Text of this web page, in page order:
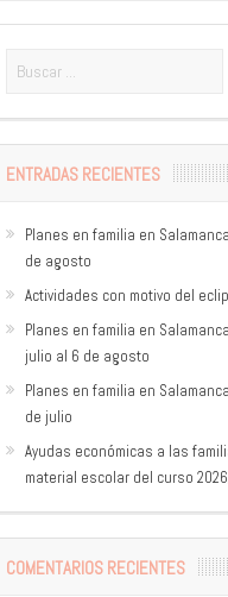
ENTRADAS RECIENTES
Planes en familia en
de agosto
Actividades con motivo del
Planes en familia en
julio al 6 de agosto
Planes en familia en
de julio
Ayudas económicas a las
material escolar del curso
COMENTARIOS RECIENTES